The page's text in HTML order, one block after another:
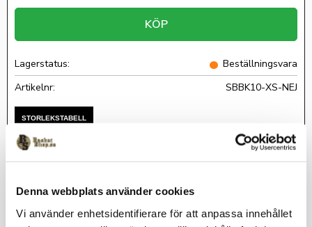
Denna webbplats använder cookies
Vi använder enhetsidentifierare för att anpassa innehållet
KÖP
Lagerstatus
Beställningsvara
Artikelnr
SBBK10-XS-NEJ
Finns i damstorlekar och i herrstorlekar.
Representera ditt lag med Södertälje Baskets Full Zip Jacket!